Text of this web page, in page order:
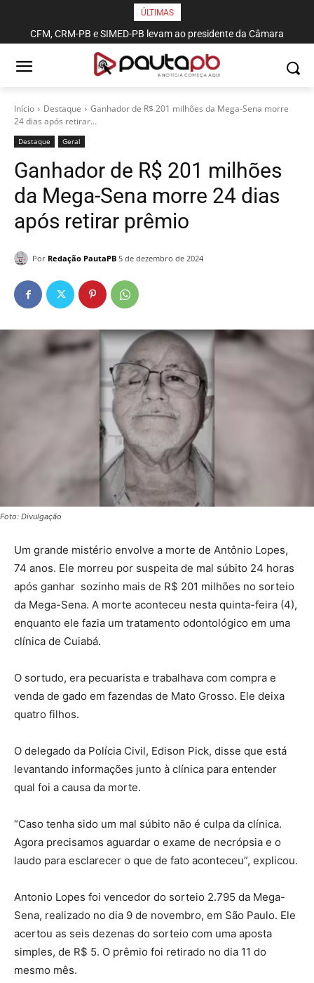
ÚLTIMAS
CFM, CRM-PB e SIMED-PB levam ao presidente da Câmara
pautas sobre proficiência médica, piso salarial e violência contra
profissionais de saúde
Início Destaque
Ganhador de R$ 201 milhões da Mega-Sena morre
24 dias após retirar...
Destaque Geral
Ganhador de R$ 201 milhões
da Mega-Sena morre 24 dias
após retirar prêmio
Por Redação PautaPB 5 de dezembro de 2024
Foto: Divulgação
Um grande mistério envolve a morte de Antônio Lopes,
74 anos. Ele morreu por suspeita de mal súbito 24 horas
após ganhar sozinho mais de R$ 201 milhões no sorteio
da Mega-Sena. A morte aconteceu nesta quinta-feira (4),
enquanto ele fazia um tratamento odontológico em uma
clínica de Cuiabá.
O sortudo, era pecuarista e trabalhava com compra e
venda de gado em fazendas de Mato Grosso. Ele deixa
quatro filhos.
O delegado da Polícia Civil, Edison Pick, disse que está
levantando informações junto à clínica para entender
qual foi a causa da morte.
“Caso tenha sido um mal súbito não é culpa da clínica.
Agora precisamos aguardar o exame de necrópsia e o
laudo para esclarecer o que de fato aconteceu”, explicou.
Antonio Lopes foi vencedor do sorteio 2.795 da Mega-
Sena, realizado no dia 9 de novembro, em São Paulo. Ele
acertou as seis dezenas do sorteio com uma aposta
simples, de R$ 5. O prêmio foi retirado no dia 11 do
mesmo mês.